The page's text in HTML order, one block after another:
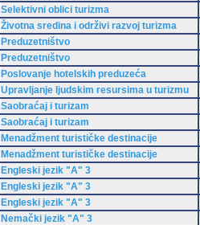
Selektivni oblici turizma
Životna sredina i održivi razvoj turizma
Preduzetništvo
Preduzetništvo
Poslovanje hotelskih preduzeća
Upravljanje ljudskim resursima u turizmu
Saobraćaj i turizam
Saobraćaj i turizam
Menadžment turističke destinacije
Menadžment turističke destinacije
Engleski jezik "A" 3
Engleski jezik "A" 3
Engleski jezik "A" 3
Nemački jezik "A" 3